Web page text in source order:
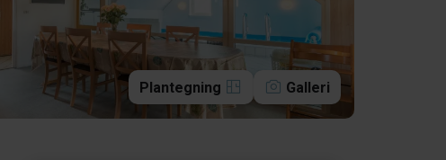
Plantegning Galleri